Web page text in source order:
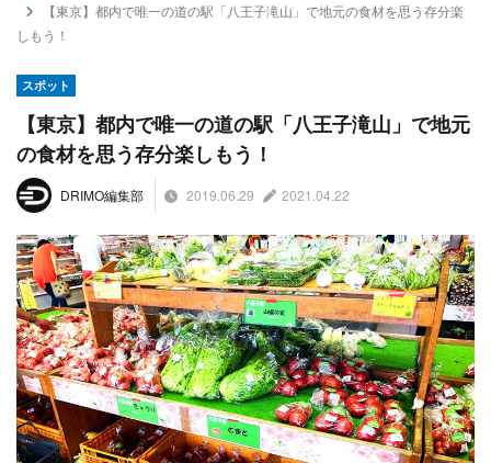
【東京】都内で唯一の道の駅「八王子滝山」で地元の食材を思う存分楽
しもう！
スポット
【東京】都内で唯一の道の駅「八王子滝山」で地元
の食材を思う存分楽しもう！
DRIMO編集部 2019.06.29 2021.04.22